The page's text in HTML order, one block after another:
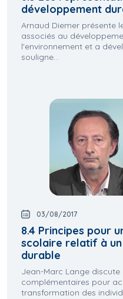
développement
Arnaud Diemer présente
associés au
l'environnement et a
souligne...
03/08/2017
8.4 Principes pour
scolaire relatif à
durable
Jean-Marc Lange
complémentaires pour
transformation des